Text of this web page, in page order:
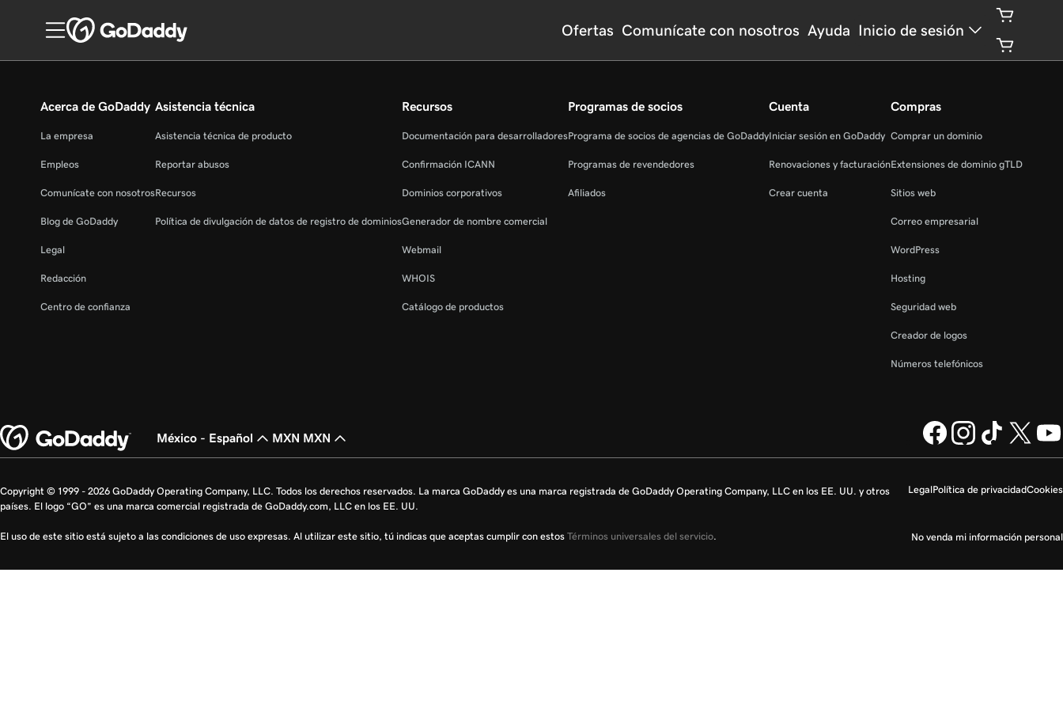
Ofertas Comunícate con nosotros Ayuda Inicio de sesión
Acerca de GoDaddy
La empresa
Empleos
Comunícate con nosotros
Blog de GoDaddy
Legal
Redacción
Centro de confianza
Asistencia técnica
Asistencia técnica de producto
Reportar abusos
Recursos
Política de divulgación de datos de registro de dominios
Recursos
Documentación para desarrolladores
Confirmación ICANN
Dominios corporativos
Generador de nombre comercial
Webmail
WHOIS
Catálogo de productos
Programas de socios
Programa de socios de agencias de GoDaddy
Programas de revendedores
Afiliados
Cuenta
Iniciar sesión en GoDaddy
Renovaciones y facturación
Crear cuenta
Compras
Comprar un dominio
Extensiones de dominio gTLD
Sitios web
Correo empresarial
WordPress
Hosting
Seguridad web
Creador de logos
Números telefónicos
México - Español MXN MXN
LegalPolítica de privacidadCookies
No venda mi información personal
Copyright © 1999 - 2026 GoDaddy Operating Company, LLC. Todos los derechos reservados. La marca GoDaddy es una marca registrada de GoDaddy Operating Company, LLC en los EE. UU. y otros
países. El logo “GO” es una marca comercial registrada de GoDaddy.com, LLC en los EE. UU.
El uso de este sitio está sujeto a las condiciones de uso expresas. Al utilizar este sitio, tú indicas que aceptas cumplir con estos Términos universales del servicio.